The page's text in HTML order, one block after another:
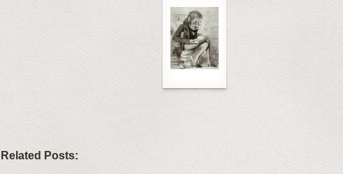
Related Posts: